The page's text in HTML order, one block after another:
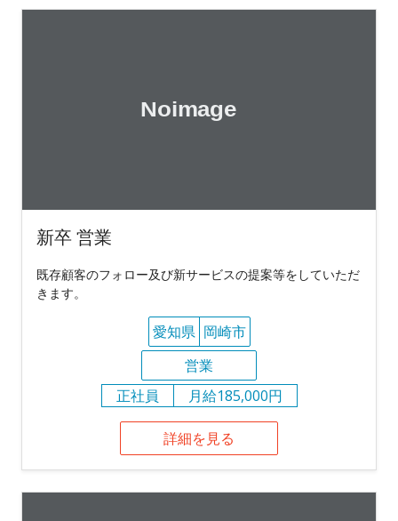
新卒 営業
既存顧客のフォロー及び新サービスの提案等をしていただ
きます。
愛知県 岡崎市
営業
正社員
月給185,000円
詳細を見る